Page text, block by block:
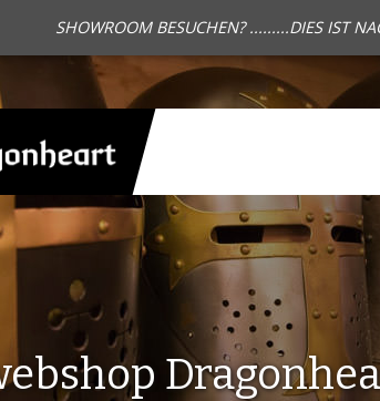
SHOWROOM BESUCHEN? .........DIES IST